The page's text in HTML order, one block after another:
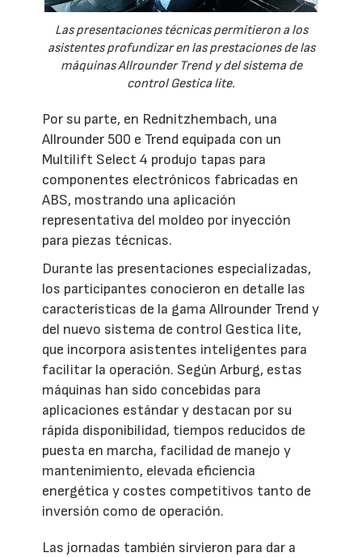
Las presentaciones técnicas permitieron a los
asistentes profundizar en las prestaciones de las
máquinas Allrounder Trend y del sistema de
control Gestica lite.
Por su parte, en Rednitzhembach, una
Allrounder 500 e Trend equipada con un
Multilift Select 4 produjo tapas para
componentes electrónicos fabricadas en
ABS, mostrando una aplicación
representativa del moldeo por inyección
para piezas técnicas.
Durante las presentaciones especializadas,
los participantes conocieron en detalle las
características de la gama Allrounder Trend y
del nuevo sistema de control Gestica lite,
que incorpora asistentes inteligentes para
facilitar la operación. Según Arburg, estas
máquinas han sido concebidas para
aplicaciones estándar y destacan por su
rápida disponibilidad, tiempos reducidos de
puesta en marcha, facilidad de manejo y
mantenimiento, elevada eficiencia
energética y costes competitivos tanto de
inversión como de operación.
Las jornadas también sirvieron para dar a